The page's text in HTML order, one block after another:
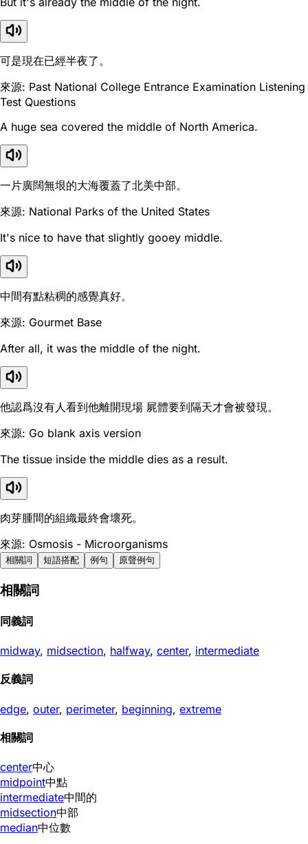
可是現在已經半夜了。
來源: Past National College Entrance Examination Listening
Test Questions
A huge sea covered the middle of North America.
一片廣闊無垠的大海覆蓋了北美中部。
來源: National Parks of the United States
It's nice to have that slightly gooey middle.
中間有點粘稠的感覺真好。
來源: Gourmet Base
After all, it was the middle of the night.
他認爲沒有人看到他離開現場 屍體要到隔天才會被發現。
來源: Go blank axis version
The tissue inside the middle dies as a result.
肉芽腫間的組織最終會壞死。
來源: Osmosis - Microorganisms
相關詞 短語搭配 例句 原聲例句
相關詞
同義詞
midway, midsection, halfway, center, intermediate
反義詞
edge, outer, perimeter, beginning, extreme
相關詞
center中心
midpoint中點
intermediate中間的
midsection中部
median中位數